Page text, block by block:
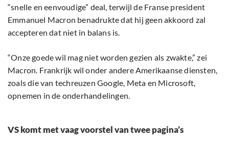
“snelle en eenvoudige” deal, terwijl de Franse president
Emmanuel Macron benadrukte dat hij geen akkoord zal
accepteren dat niet in balans is.
“Onze goede wil mag niet worden gezien als zwakte,” zei
Macron. Frankrijk wil onder andere Amerikaanse diensten,
zoals die van techreuzen Google, Meta en Microsoft,
opnemen in de onderhandelingen.
VS komt met vaag voorstel van twee pagina’s